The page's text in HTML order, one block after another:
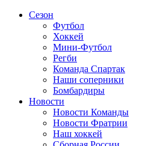
Сезон
Футбол
Хоккей
Мини-Футбол
Регби
Команда Спартак
Наши соперники
Бомбардиры
Новости
Новости Команды
Новости Фратрии
Наш хоккей